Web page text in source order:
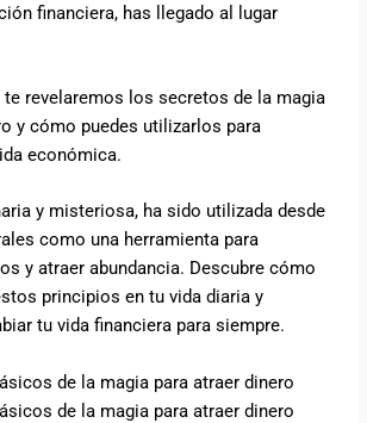
financiera, has llegado al lugar
te revelaremos los secretos de la magia
y cómo puedes utilizarlos para
económica.
y misteriosa, ha sido utilizada desde
como una herramienta para
y atraer abundancia. Descubre cómo
principios en tu vida diaria y
tu vida financiera para siempre.
de la magia para atraer dinero
de la magia para atraer dinero